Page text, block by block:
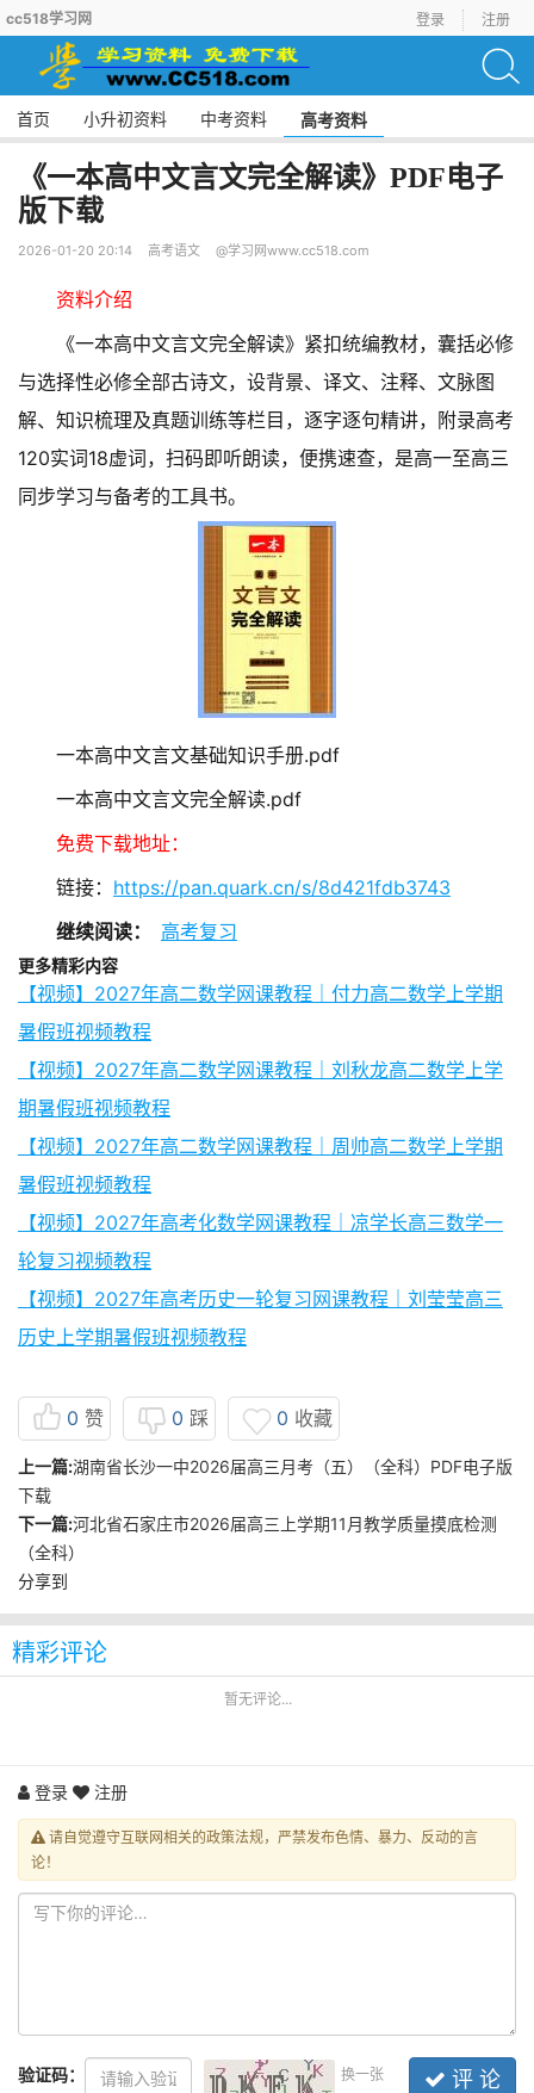
cc518学习网 登录 注册
首页 小升初资料 中考资料 高考资料
《一本高中文言文完全解读》PDF电子
版下载
2026-01-20 20:14 高考语文 @学习网www.cc518.com
资料介绍
《一本高中文言文完全解读》紧扣统编教材，囊括必修
与选择性必修全部古诗文，设背景、译文、注释、文脉图
解、知识梳理及真题训练等栏目，逐字逐句精讲，附录高考
120实词18虚词，扫码即听朗读，便携速查，是高一至高三
同步学习与备考的工具书。
一本高中文言文基础知识手册.pdf
一本高中文言文完全解读.pdf
免费下载地址：
链接： https://pan.quark.cn/s/8d421fdb3743
继续阅读：
高考复习
更多精彩内容
【视频】2027年高二数学网课教程｜付力高二数学上学期
暑假班视频教程
【视频】2027年高二数学网课教程｜刘秋龙高二数学上学
期暑假班视频教程
【视频】2027年高二数学网课教程｜周帅高二数学上学期
暑假班视频教程
【视频】2027年高考化数学网课教程｜凉学长高三数学一
轮复习视频教程
【视频】2027年高考历史一轮复习网课教程｜刘莹莹高三
历史上学期暑假班视频教程
0 赞 0 踩 0 收藏
上一篇:湖南省长沙一中2026届高三月考（五）（全科）PDF电子版
下载
下一篇:河北省石家庄市2026届高三上学期11月教学质量摸底检测
（全科）
分享到
精彩评论
暂无评论...
登录 注册
请自觉遵守互联网相关的政策法规，严禁发布色情、暴力、反动的言
论！
验证码： 换一张 评 论